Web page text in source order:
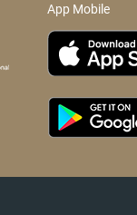
App Mobile